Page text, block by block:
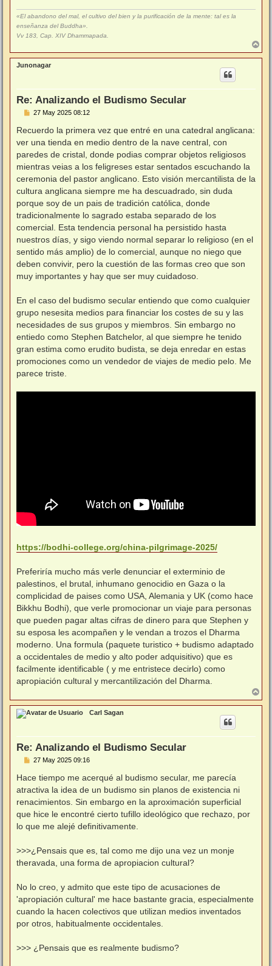
«El abandono del mal, el cultivo del bien y la purificación de la mente: tal es la
enseñanza del Buddha».
Vv 183, Cap. XIV Dhammapada.
r
r
Junonagar
Re: Analizando el Budismo Secular
M
n
s
a
e
27 May 2025 08:12
Recuerdo la primera vez que entré en una catedral anglicana:
ver una tienda en medio dentro de la nave central, con
paredes de cristal, donde podias comprar objetos religiosos
mientras veias a los feligreses estar sentados escuchando la
ceremonia del pastor anglicano. Esto visión mercantilista de la
cultura anglicana siempre me ha descuadrado, sin duda
porque soy de un pais de tradición católica, donde
tradicionalmente lo sagrado estaba separado de los
comercial. Esta tendencia personal ha persistido hasta
nuestros días, y sigo viendo normal separar lo religioso (en el
sentido más amplio) de lo comercial, aunque no niego que
deben convivir, pero la cuestión de las formas creo que son
muy importantes y hay que ser muy cuidadoso.
En el caso del budismo secular entiendo que como cualquier
grupo nesesita medios para financiar los costes de su y las
necesidades de sus grupos y miembros. Sin embargo no
entiedo como Stephen Batchelor, al que siempre he tenido
gran estima como erudito budista, se deja enredar en estas
promociones como un vendedor de viajes de medio pelo. Me
parece triste.
https://bodhi-college.org/china-pilgrimage-2025/
Preferiría mucho más verle denunciar el exterminio de
palestinos, el brutal, inhumano genocidio en Gaza o la
complicidad de paises como USA, Alemania y UK (como hace
Bikkhu Bodhi), que verle promocionar un viaje para personas
que pueden pagar altas cifras de dinero para que Stephen y
su esposa les acompañen y le vendan a trozos el Dharma
moderno. Una formula (paquete turistico + budismo adaptado
a occidentales de medio y alto poder adquisitivo) que es
facilmente identificable ( y me entristece decirlo) como
apropiación cultural y mercantilización del Dharma.
r
r
Carl Sagan
Re: Analizando el Budismo Secular
M
n
s
a
e
27 May 2025 09:16
Hace tiempo me acerqué al budismo secular, me parecía
atractiva la idea de un budismo sin planos de existencia ni
renacimientos. Sin embargo en la aproximación superficial
que hice le encontré cierto tufillo ideológico que rechazo, por
lo que me alejé definitivamente.
>>>¿Pensais que es, tal como me dijo una vez un monje
theravada, una forma de apropiacion cultural?
No lo creo, y admito que este tipo de acusaciones de
'apropiación cultural' me hace bastante gracia, especialmente
cuando la hacen colectivos que utilizan medios inventados
por otros, habitualmente occidentales.
>>> ¿Pensais que es realmente budismo?